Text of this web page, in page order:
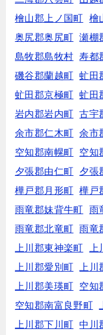
檜山郡上ノ国町
檜
奥尻郡奥尻町
瀬棚
島牧郡島牧村
寿都
磯谷郡蘭越町
虻田
虻田郡京極町
虻田
岩内郡岩内町
古宇
余市郡仁木町
余市
空知郡南幌町
空知
夕張郡由仁町
夕張
樺戸郡月形町
樺戸
雨竜郡妹背牛町
雨
雨竜郡北竜町
雨竜
上川郡東神楽町
上川郡愛別町
上
上川郡美瑛町
空知
空知郡南富良野町
上川郡下川町
中川